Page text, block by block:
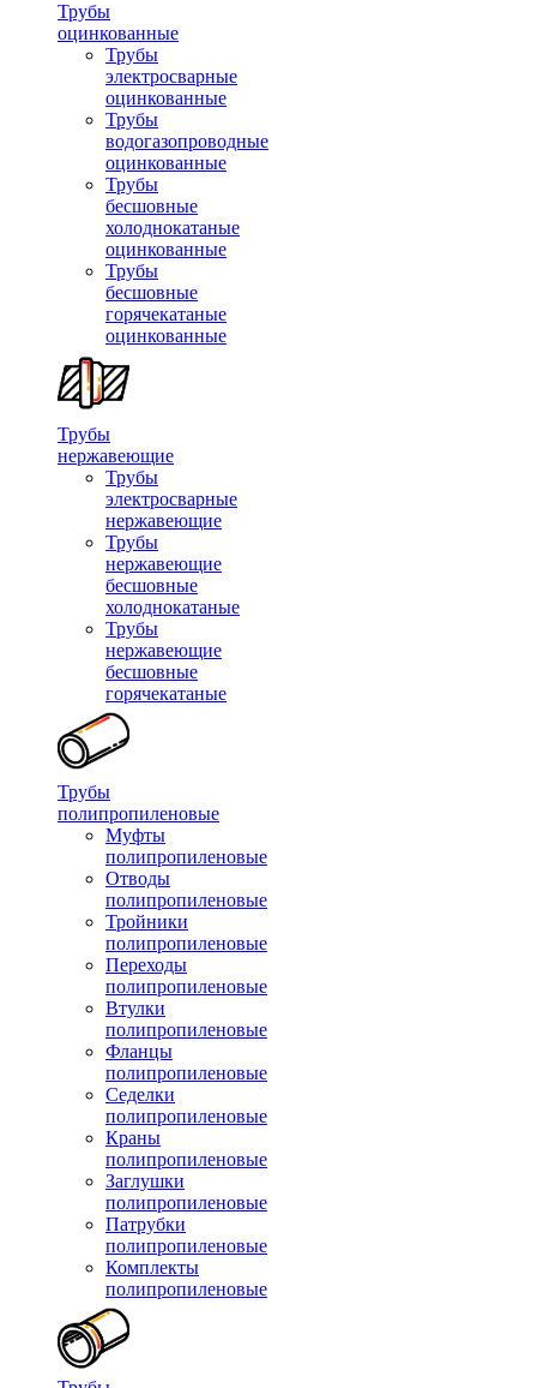
Трубы
оцинкованные
Трубы
электросварные
оцинкованные
Трубы
водогазопроводные
оцинкованные
Трубы
бесшовные
холоднокатаные
оцинкованные
Трубы
бесшовные
горячекатаные
оцинкованные
Трубы
нержавеющие
Трубы
электросварные
нержавеющие
Трубы
нержавеющие
бесшовные
холоднокатаные
Трубы
нержавеющие
бесшовные
горячекатаные
Трубы
полипропиленовые
Муфты
полипропиленовые
Отводы
полипропиленовые
Тройники
полипропиленовые
Переходы
полипропиленовые
Втулки
полипропиленовые
Фланцы
полипропиленовые
Седелки
полипропиленовые
Краны
полипропиленовые
Заглушки
полипропиленовые
Патрубки
полипропиленовые
Комплекты
полипропиленовые